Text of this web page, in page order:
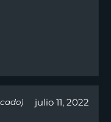
julio 11, 2022